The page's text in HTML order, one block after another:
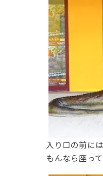
入り口の前に
もんなら座っ